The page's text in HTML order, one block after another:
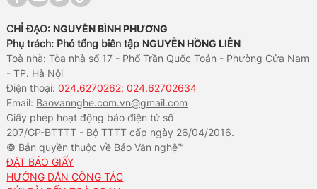
CHỈ ĐẠO: NGUYỄN BÌNH PHƯƠNG
Phụ trách: Phó tổng biên tập NGUYỄN HỒNG LIÊN
Toà nhà: Tòa nhà số 17 - Phố Trần Quốc Toản - Phường Cửa Nam
- TP. Hà Nội
Điện thoại:024.6270262; 024.62702634
Email: Baovannghe.com.vn@gmail.com
Giấy phép hoạt động báo điện tử số
207/GP-BTTTT - Bộ TTTT cấp ngày 26/04/2016.
© Bản quyền thuộc về Báo Văn nghệ™
ĐẶT BÁO GIẤY
HƯỚNG DẪN CÔNG TÁC